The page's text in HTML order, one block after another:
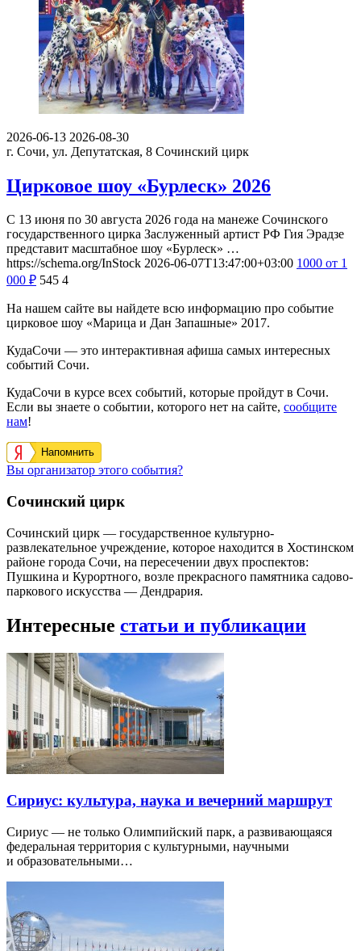
2026-06-13 2026-08-30
г. Сочи, ул. Депутатская, 8 Сочинский цирк
Цирковое шоу «Бурлеск» 2026
С 13 июня по 30 августа 2026 года на манеже Сочинского
государственного цирка Заслуженный артист РФ Гия Эрадзе
представит масштабное шоу «Бурлеск» …
https://schema.org/InStock 2026-06-07T13:47:00+03:00 1000 от 1
000 ₽ 545 4
На нашем сайте вы найдете всю информацию про событие
цирковое шоу «Марица и Дан Запашные» 2017.
КудаСочи — это интерактивная афиша самых интересных
событий Сочи.
КудаСочи в курсе всех событий, которые пройдут в Сочи.
Если вы знаете о событии, которого нет на сайте, сообщите
нам!
Напомнить
Вы организатор этого события?
Сочинский цирк
Сочинский цирк — государственное культурно-
развлекательное учреждение, которое находится в Хостинском
районе города Сочи, на пересечении двух проспектов:
Пушкина и Курортного, возле прекрасного памятника садово-
паркового искусства — Дендрария.
Интересные статьи и публикации
Сириус: культура, наука и вечерний маршрут
Сириус — не только Олимпийский парк, а развивающаяся
федеральная территория с культурными, научными
и образовательными…